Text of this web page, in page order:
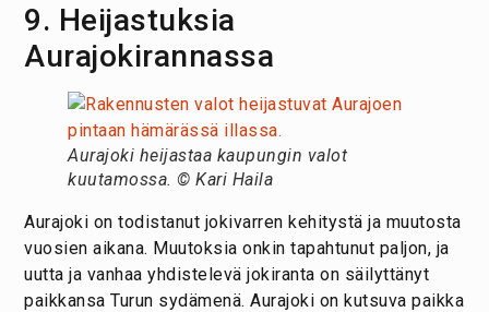
9. Heijastuksia
Aurajokirannassa
Aurajoki heijastaa kaupungin valot
kuutamossa. © Kari Haila
Aurajoki on todistanut jokivarren kehitystä ja muutosta
vuosien aikana. Muutoksia onkin tapahtunut paljon, ja
uutta ja vanhaa yhdistelevä jokiranta on säilyttänyt
paikkansa Turun sydämenä. Aurajoki on kutsuva paikka